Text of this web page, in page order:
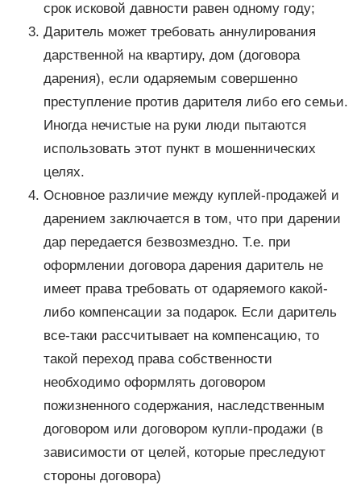
срок исковой давности равен одному году;
Даритель может требовать аннулирования
дарственной на квартиру, дом (договора
дарения), если одаряемым совершенно
преступление против дарителя либо его семьи.
Иногда нечистые на руки люди пытаются
использовать этот пункт в мошеннических
целях.
Основное различие между куплей-продажей и
дарением заключается в том, что при дарении
дар передается безвозмездно. Т.е. при
оформлении договора дарения даритель не
имеет права требовать от одаряемого какой-
либо компенсации за подарок. Если даритель
все-таки рассчитывает на компенсацию, то
такой переход права собственности
необходимо оформлять договором
пожизненного содержания, наследственным
договором или договором купли-продажи (в
зависимости от целей, которые преследуют
стороны договора)